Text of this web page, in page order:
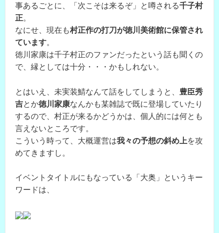
事あるごとに、「次こそは来るぞ」と噂される千子村
正。
なにせ、現在も村正作の打刀が徳川美術館に保管され
ています。
徳川家康は千子村正のファンだったという話も聞くの
で、縁としては十分・・・かもしれない。
とはいえ、未実装鯖なんて話をしてしまうと、 豊臣秀
吉とか徳川家康なんかも某雑誌で既に登場していたり
するので、村正が来るかどうかは、個人的には何とも
言えないところです。
こういう時って、大概運営は我々の予想の斜め上を攻
めてきますし。
イベントタイトルにもなっている「大奥」というキー
ワードは、